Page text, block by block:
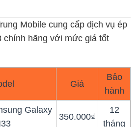
Mobile cung cấp dịch vụ ép
chính hãng với mức giá tốt
Giá
Bảo
hành
Galaxy
350.000₫
12
tháng